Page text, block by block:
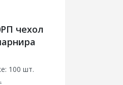
чехол
100 шт.